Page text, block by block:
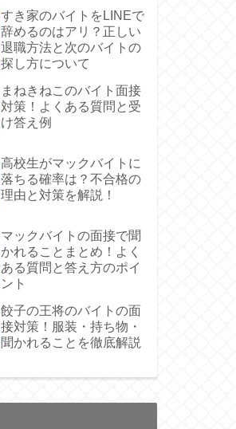
すき家のバイトをLINEで
辞めるのはアリ？正しい
退職方法と次のバイトの
探し方について
まねきねこのバイト面接
対策！よくある質問と受
け答え例
高校生がマックバイトに
落ちる確率は？不合格の
理由と対策を解説！
マックバイトの面接で聞
かれることまとめ！よく
ある質問と答え方のポイ
ント
餃子の王将のバイトの面
接対策！服装・持ち物・
聞かれることを徹底解説